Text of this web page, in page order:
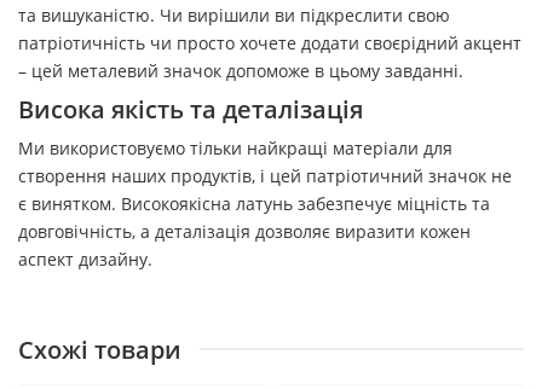
та вишуканістю. Чи вирішили ви підкреслити свою
патріотичність чи просто хочете додати своєрідний акцент
– цей металевий значок допоможе в цьому завданні.
Висока якість та деталізація
Ми використовуємо тільки найкращі матеріали для
створення наших продуктів, і цей патріотичний значок не
є винятком. Високоякісна латунь забезпечує міцність та
довговічність, а деталізація дозволяє виразити кожен
аспект дизайну.
Схожі товари